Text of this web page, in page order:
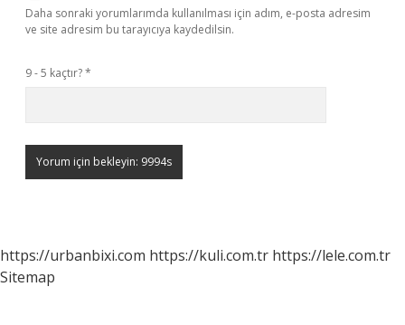
Daha sonraki yorumlarımda kullanılması için adım, e-posta adresim
ve site adresim bu tarayıcıya kaydedilsin.
9 - 5 kaçtır?*
https://urbanbixi.com https://kuli.com.tr https://lele.com.tr
Sitemap